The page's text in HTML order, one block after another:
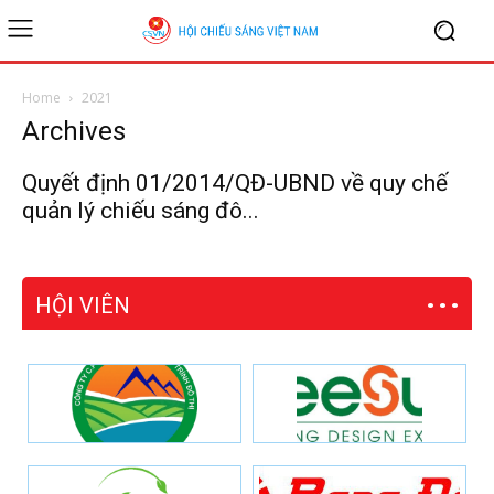
Home 2021
Archives
Quyết định 01/2014/QĐ-UBND về quy chế
quản lý chiếu sáng đô...
HỘI VIÊN